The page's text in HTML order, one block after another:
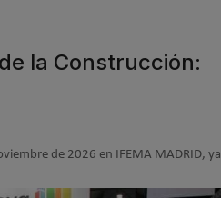
la Construcción:
de 2026 en IFEMA MADRID, ya